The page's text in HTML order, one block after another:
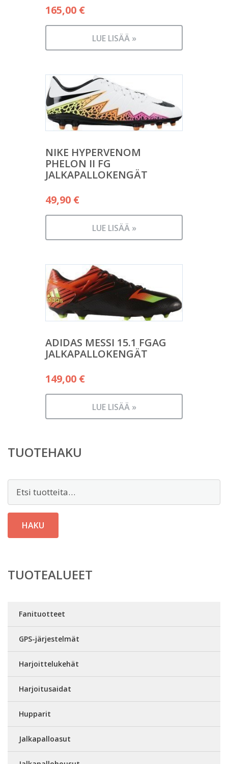
165,00 €
LUE LISÄÄ »
NIKE HYPERVENOM
PHELON II FG
JALKAPALLOKENGÄT
49,90 €
LUE LISÄÄ »
ADIDAS MESSI 15.1 FGAG
JALKAPALLOKENGÄT
149,00 €
LUE LISÄÄ »
TUOTEHAKU
Etsi:
HAKU
TUOTEALUEET
Fanituotteet
GPS-järjestelmät
Harjoittelukehät
Harjoitusaidat
Hupparit
Jalkapalloasut